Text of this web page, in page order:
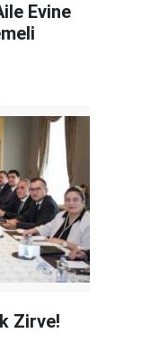
Evine
Zirve!